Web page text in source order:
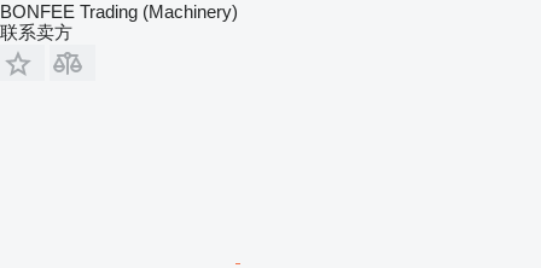
BONFEE Trading (Machinery)
联系卖方